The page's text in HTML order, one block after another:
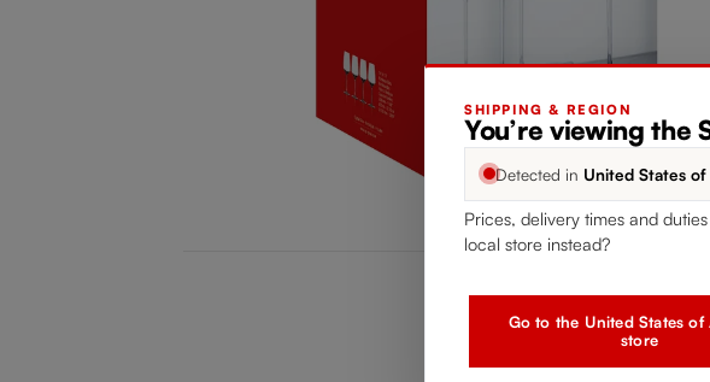
SHIPPING & REGION
You’re viewing the
Detected in United States
Prices, delivery times and
local store instead?
Go to the United States of
store